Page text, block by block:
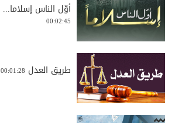
أوّل الناس إسلاما...
00:02:45
طريق العدل 00:01:28